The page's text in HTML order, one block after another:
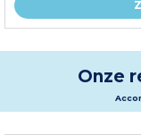
Onze